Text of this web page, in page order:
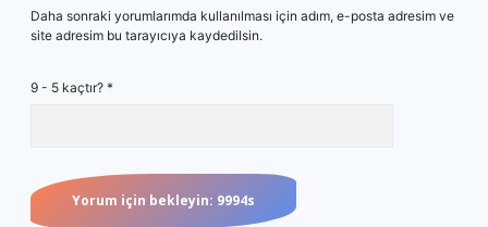
Daha sonraki yorumlarımda kullanılması için adım, e-posta adresim ve
site adresim bu tarayıcıya kaydedilsin.
9 - 5 kaçtır? *